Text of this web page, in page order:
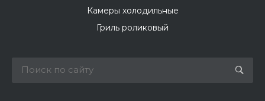
Камеры холодильные
Гриль роликовый